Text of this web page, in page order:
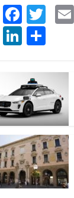
F
ac
e
b
o
o
k
T
er
Li
k
e
dI
n
n
di
vi
di